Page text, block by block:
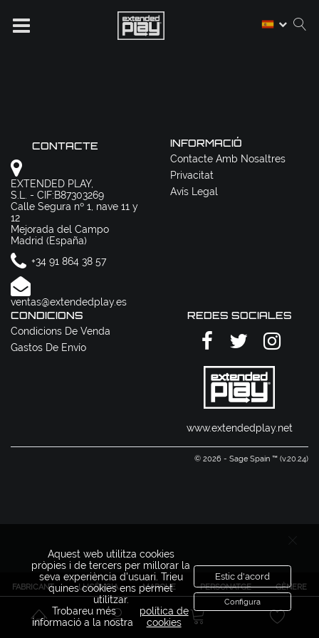
FABRICANT LLICÈNCIA MARQUE PERSONATGE GÈNERE
CONTACTE
EXTENDED PLAY,
S.L. - CIF:B87303269
Calle Segura nº 1, nave 11 y
12
Mejorada del Campo
Madrid (España)
+34 91 864 38 57
ventas@extendedplay.es
INFORMACIÓ
Contacte Amb Nosaltres
Privacitat
Avís Legal
CONDICIONS
Condicions De Venda
Gastos De Envío
REDES SOCIALES
www.extendedplay.net
© 2026 - Sage Spain ™ (v.20.24)
Aquest web utilitza cookies
pròpies i de tercers per millorar la
seva experiència d'usuari. Trieu
quines cookies ens permet
utilitzar.
Trobareu més
informació a la nostra
política de
cookies
Estic d'acord
Configura